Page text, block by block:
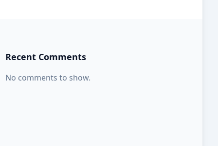
Recent Comments
No comments to show.